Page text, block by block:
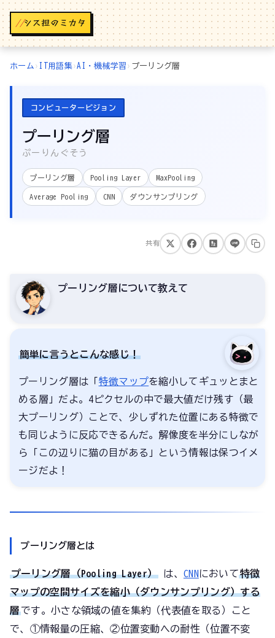
//
ホーム › IT用語集›AI・機械学習 › プーリング層
コンピュータービジョン
プーリング層
ぷーりんぐそう
プーリング層 Pooling Layer MaxPooling
Average Pooling CNN ダウンサンプリング
共有
プーリング層について教えて
簡単に言うとこんな感じ！
プーリング層は「 特徴マップを縮小してギュッとまと
める層」だよ。4ピクセルの中で最大値だけ残す（最
大プーリング）ことで、少しずれた位置にある特徴で
も同じように反応できるんだ。解像度を半分にしなが
ら「この辺りに猫の目がある」という情報は保つイメ
ージだよ！
プーリング層とは
プーリング層（Pooling Layer）は、 CNN において特徴
マップの空間サイズを縮小（ダウンサンプリング）する
層です。小さな領域の値を集約（代表値を取る）こと
で、①情報量の圧縮、②位置変動への耐性（位置不変